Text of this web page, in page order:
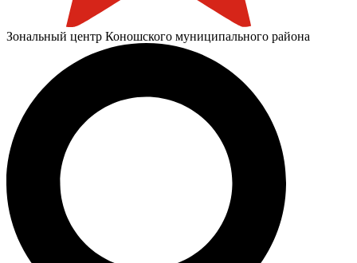
Зональный центр Коношского муниципального района